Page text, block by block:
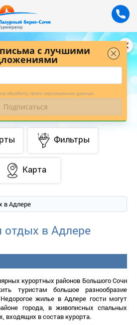
с лучшими
на обработку своих персональных данных.
Фильтры
Карта
в Адлере
отдых в Адлере
курортных районов Большого Сочи
туристам большое разнообразие
жилье в Адлере гости могут
города, в живописных спальных
входящих в состав курорта.
ЛУЧШИХ ПРЕДЛОЖЕНИЙ
РАССЫЛКОЙ
ПОДПИСАТЬСЯ